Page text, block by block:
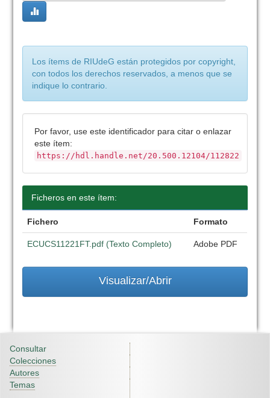
Los ítems de RIUdeG están protegidos por copyright,
con todos los derechos reservados, a menos que se
indique lo contrario.
Por favor, use este identificador para citar o enlazar
este ítem:
https://hdl.handle.net/20.500.12104/112822
Ficheros en este ítem:
Fichero Formato
ECUCS11221FT.pdf (Texto Completo) Adobe PDF
Visualizar/Abrir
Consultar
Colecciones
Autores
Temas